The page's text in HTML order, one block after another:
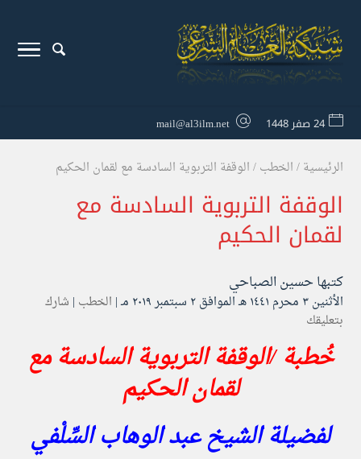
24 صفر 1448 mail@al3ilm.net
الرئيسية/الخطب/الوقفة التربوية السادسة مع لقمان الحكيم
الوقفة التربوية السادسة مع
لقمان الحكيم
كتبها حسين الصباحي
الأثنين ۳ محرم ۱٤٤۱ هـ الموافق ۲ سبتمبر ۲۰۱۹ مـ | الخطب | شارك
بتعليقك
خُطبة /الوقفة التربوية السادسة مع
لقمان الحكيم
لفضيلة الشيخ عبد الوهاب السِّلْفي